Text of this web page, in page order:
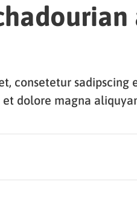
consetetur sadipscing
dolore magna